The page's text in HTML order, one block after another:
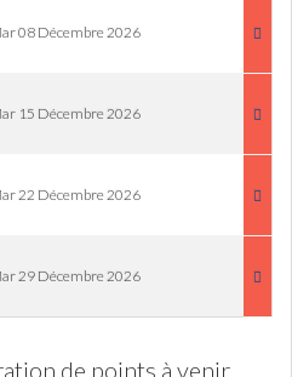
08 Décembre 2026
15 Décembre 2026
22 Décembre 2026
29 Décembre 2026
de points à venir